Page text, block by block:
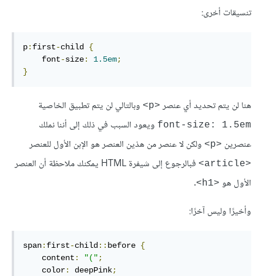
تنسيقات أخرى:
p: first-child {
    font
-size: 1.5em;
}
هنا لن يتم تحديد أي عنصر <p> وبالتالي لن يتم تطبيق الخاصية
font-size: 1.5em ويعود السبب في ذلك إلى أننا نملك
عنصرين <p> ولكن لا عنصر من هذين العنصر هو الإبن الأول للعنصر
<article>
فبالرجوع إلى شيفرة HTML يمكنك ملاحظة أن العنصر
الأول هو <h1>
.
وأخيرًا وليس آخرًا:
span: first-child :: before {
    content
: "(" ;
    color
: deepPink;